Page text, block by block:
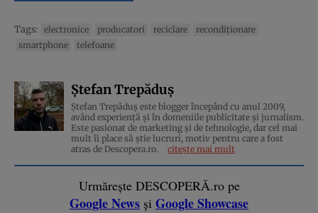
Tags: electronice producatori reciclare
recondiţionare
smartphone
telefoane
Ștefan Trepăduș
Ștefan Trepăduș este blogger începând cu anul 2009,
având experiență și în domeniile publicitate și jurnalism.
Este pasionat de marketing și de tehnologie, dar cel mai
mult îi place să știe lucruri, motiv pentru care a fost
atras de Descopera.ro.
citește mai mult
Urmărește DESCOPERĂ.ro pe
Google News și Google Showcase